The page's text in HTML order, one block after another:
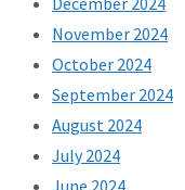
November 2024
October 2024
September 2024
August 2024
July 2024
June 2024